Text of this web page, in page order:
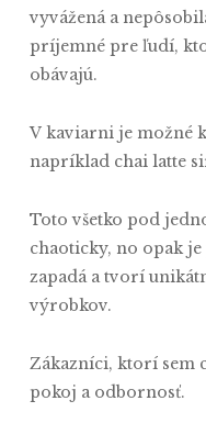
vyvážená a
príjemné pre ľudí,
obávajú.
V kaviarni je možné
napríklad chai latte
Toto všetko pod
chaoticky, no opak je
zapadá a tvorí
výrobkov.
Zákazníci, ktorí sem
pokoj a odbornosť.